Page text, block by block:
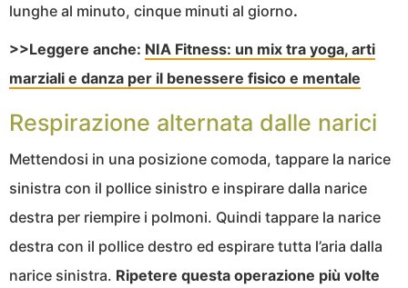
lunghe al minuto, cinque minuti al giorno.
>>Leggere anche: NIA Fitness: un mix tra yoga, arti
marziali e danza per il benessere fisico e mentale
Respirazione alternata dalle narici
Mettendosi in una posizione comoda, tappare la narice
sinistra con il pollice sinistro e inspirare dalla narice
destra per riempire i polmoni. Quindi tappare la narice
destra con il pollice destro ed espirare tutta l’aria dalla
narice sinistra. Ripetere questa operazione più volte